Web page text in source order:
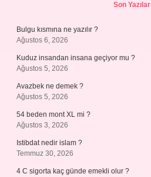
Son Yazılar
Bulgu kısmına ne yazılır ?
Ağustos 6, 2026
Kuduz insandan insana geçiyor mu ?
Ağustos 5, 2026
Avazbek ne demek ?
Ağustos 5, 2026
54 beden mont XL mi ?
Ağustos 3, 2026
Istibdat nedir islam ?
Temmuz 30, 2026
4 C sigorta kaç günde emekli olur ?